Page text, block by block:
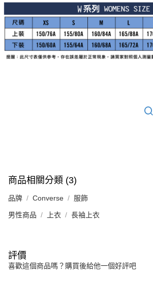
商品相關分類 (3)
品牌 Converse 服飾
男性商品 上衣 長袖上衣
評價
喜歡這個商品嗎？購買後給他一個好評吧